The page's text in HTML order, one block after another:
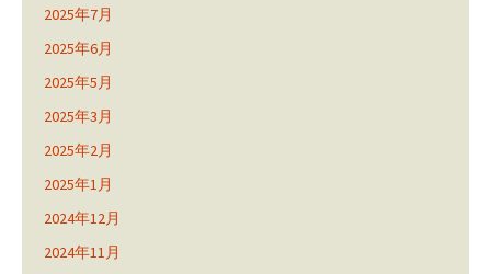
2025年7月
2025年6月
2025年5月
2025年3月
2025年2月
2025年1月
2024年12月
2024年11月